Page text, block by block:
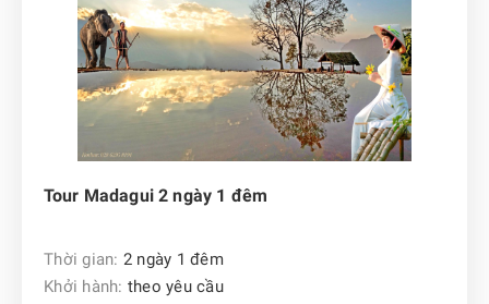
Tour Madagui 2 ngày 1 đêm
Thời gian: 2 ngày 1 đêm
Khởi hành: theo yêu cầu